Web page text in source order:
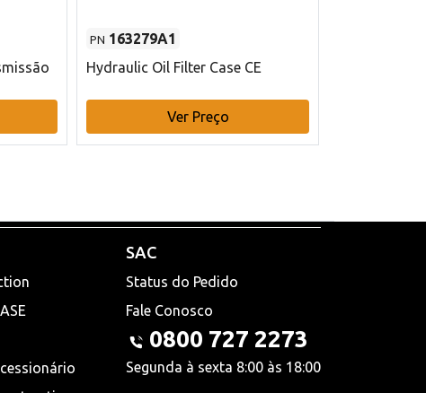
PN 163279A1
Hydraulic Oil Filter Case CE
Ver Preço
SAC
Status do Pedido
Fale Conosco
0800 727 2273
Segunda à sexta 8:00 às 18:00